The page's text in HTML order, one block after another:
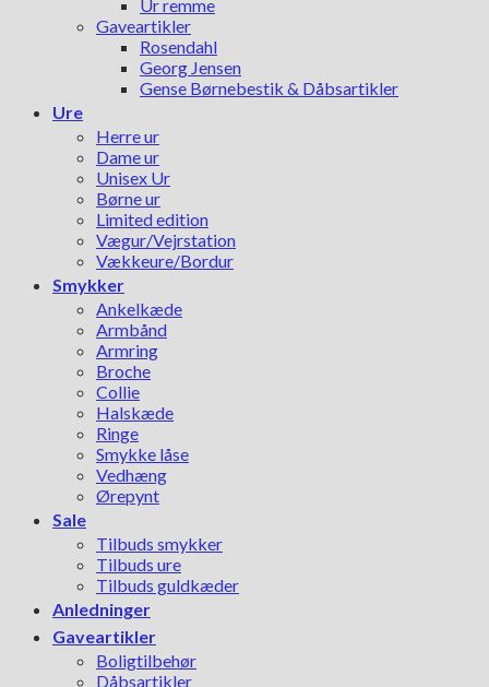
Ur remme
Gaveartikler
Rosendahl
Georg Jensen
Gense Børnebestik & Dåbsartikler
Ure
Herre ur
Dame ur
Unisex Ur
Børne ur
Limited edition
Vægur/Vejrstation
Vækkeure/Bordur
Smykker
Ankelkæde
Armbånd
Armring
Broche
Collie
Halskæde
Ringe
Smykke låse
Vedhæng
Ørepynt
Sale
Tilbuds smykker
Tilbuds ure
Tilbuds guldkæder
Anledninger
Gaveartikler
Boligtilbehør
Dåbsartikler